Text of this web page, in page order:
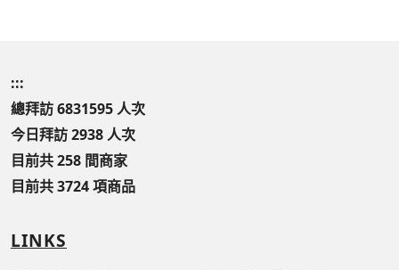
:::
總拜訪 6831595 人次
今日拜訪 2938 人次
目前共 258 間商家
目前共 3724 項商品
LINKS